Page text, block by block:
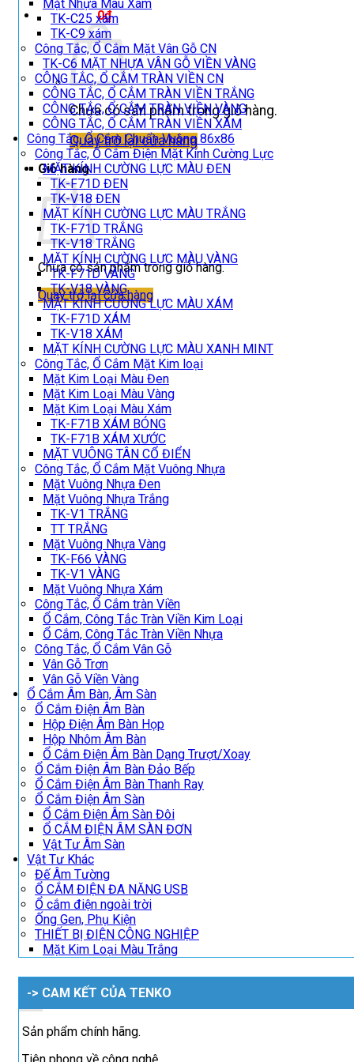
Giỏ hàng /0₫
Chưa có sản phẩm trong giỏ hàng.
Quay trở lại cửa hàng
Giỏ hàng
Chưa có sản phẩm trong giỏ hàng.
Quay trở lại cửa hàng
Mặt Nhựa Màu Xám
TK-C25 xám
TK-C9 xám
Công Tắc, Ổ Cắm Mặt Vân Gỗ CN
TK-C6 MẶT NHỰA VÂN GỖ VIỀN VÀNG
CÔNG TẮC, Ổ CẮM TRÀN VIỀN CN
CÔNG TẮC, Ổ CẮM TRÀN VIỀN TRẮNG
CÔNG TẮC, Ổ CẮM TRÀN VIỀN VÀNG
CÔNG TẮC, Ổ CẮM TRÀN VIỀN XÁM
Công Tắc, Ổ Cắm Chuẩn Vuông 86x86
Công Tắc, Ổ Cắm Điện Mặt Kính Cường Lực
MẶT KÍNH CƯỜNG LỰC MÀU ĐEN
TK-F71D ĐEN
TK-V18 ĐEN
MẶT KÍNH CƯỜNG LỰC MÀU TRẮNG
TK-F71D TRẮNG
TK-V18 TRẮNG
MẶT KÍNH CƯỜNG LỰC MÀU VÀNG
TK-F71D VÀNG
TK-V18 VÀNG
MẶT KÍNH CƯỜNG LỰC MÀU XÁM
TK-F71D XÁM
TK-V18 XÁM
MẶT KÍNH CƯỜNG LỰC MÀU XANH MINT
Công Tắc, Ổ Cắm Mặt Kim loại
Mặt Kim Loại Màu Đen
Mặt Kim Loại Màu Vàng
Mặt Kim Loại Màu Xám
TK-F71B XÁM BÓNG
TK-F71B XÁM XƯỚC
MẶT VUÔNG TÂN CỔ ĐIỂN
Công Tắc, Ổ Cắm Mặt Vuông Nhựa
Mặt Vuông Nhựa Đen
Mặt Vuông Nhựa Trắng
TK-V1 TRẮNG
TT TRẮNG
Mặt Vuông Nhựa Vàng
TK-F66 VÀNG
TK-V1 VÀNG
Mặt Vuông Nhựa Xám
Công Tắc, Ổ Cắm tràn Viền
Ổ Cắm, Công Tắc Tràn Viền Kim Loại
Ổ Cắm, Công Tắc Tràn Viền Nhựa
Công Tắc, Ổ Cắm Vân Gỗ
Vân Gỗ Trơn
Vân Gỗ Viền Vàng
Ổ Cắm Âm Bàn, Âm Sàn
Ổ Cắm Điện Âm Bàn
Hộp Điện Âm Bàn Họp
Hộp Nhôm Âm Bàn
Ổ Cắm Điện Âm Bàn Dạng Trượt/Xoay
Ổ Cắm Điện Âm Bàn Đảo Bếp
Ổ Cắm Điện Âm Bàn Thanh Ray
Ổ Cắm Điện Âm Sàn
Ổ Cắm Điện Âm Sàn Đôi
Ổ CẮM ĐIỆN ÂM SÀN ĐƠN
Vật Tư Âm Sàn
Vật Tư Khác
Đế Âm Tường
Ổ CẮM ĐIỆN ĐA NĂNG USB
Ổ cắm điện ngoài trời
Ống Gen, Phụ Kiện
THIẾT BỊ ĐIỆN CÔNG NGHIỆP
Mặt Kim Loại Màu Trắng
-> CAM KẾT CỦA TENKO
Sản phẩm chính hãng.